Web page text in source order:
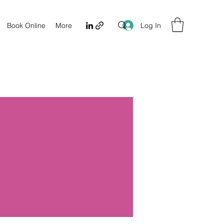
Book Online More Log In